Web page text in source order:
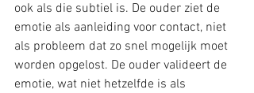
ook als die subtiel is. De ouder ziet de
emotie als aanleiding voor contact, niet
als probleem dat zo snel mogelijk moet
worden opgelost. De ouder valideert de
emotie, wat niet hetzelfde is als